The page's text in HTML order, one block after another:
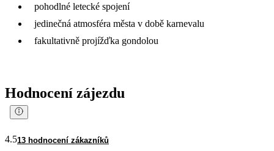
pohodlné letecké spojení
jedinečná atmosféra města v době karnevalu
fakultativně projížďka gondolou
Hodnocení zájezdu
4.513 hodnocení zákazníků